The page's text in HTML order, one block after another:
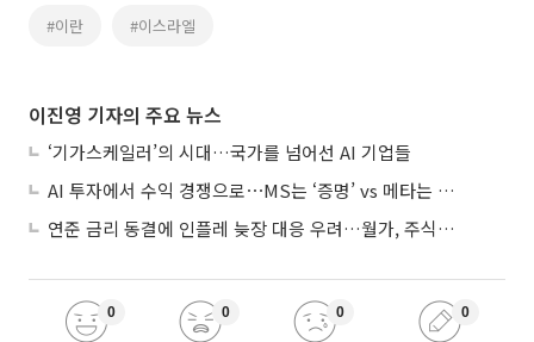
#이란 #이스라엘
이진영 기자의 주요 뉴스
‘기가스케일러’의 시대…국가를 넘어선 AI 기업들
AI 투자에서 수익 경쟁으로⋯MS는 ‘증명’ vs 메타는 ‘숙제’
연준 금리 동결에 인플레 늦장 대응 우려…월가, 주식도 채권도 던졌다
0 0 0 0